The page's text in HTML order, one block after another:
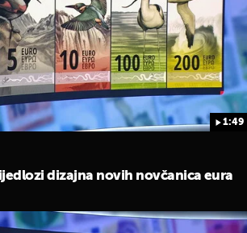
1:49
dizajna novih novčanica eura